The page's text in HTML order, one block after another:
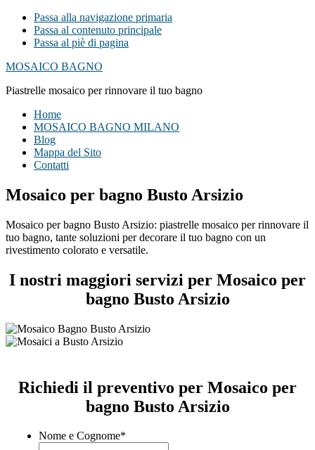
Passa alla navigazione primaria
Passa al contenuto principale
Passa al piè di pagina
MOSAICO BAGNO
Piastrelle mosaico per rinnovare il tuo bagno
Home
MOSAICO BAGNO MILANO
Blog
Mappa del Sito
Contatti
Mosaico per bagno Busto Arsizio
Mosaico per bagno Busto Arsizio: piastrelle mosaico per rinnovare il
tuo bagno, tante soluzioni per decorare il tuo bagno con un
rivestimento colorato e versatile.
I nostri maggiori servizi per Mosaico per
bagno Busto Arsizio
Richiedi il preventivo per Mosaico per
bagno Busto Arsizio
Nome e Cognome*